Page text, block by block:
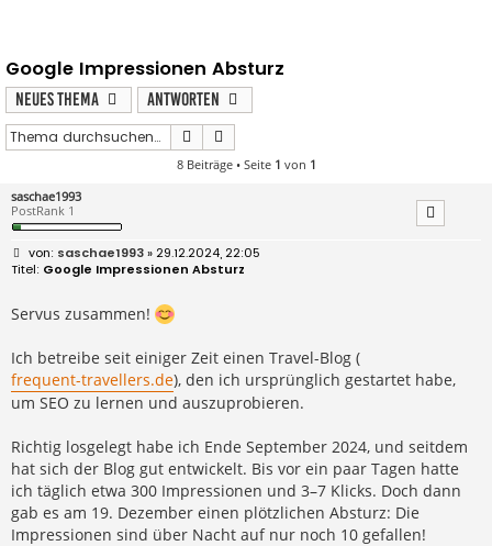
Google Impressionen Absturz
Neues Thema
Antworten
Suche
8 Beiträge • Seite 1 von 1
saschae1993
PostRank 1
B
e
i
r
a
saschae1993» 29.12.2024, 22:05
Google Impressionen Absturz
Servus zusammen!
Ich betreibe seit einiger Zeit einen Travel-Blog (
frequent-travellers.de), den ich ursprünglich gestartet habe,
um SEO zu lernen und auszuprobieren.
Richtig losgelegt habe ich Ende September 2024, und seitdem
hat sich der Blog gut entwickelt. Bis vor ein paar Tagen hatte
ich täglich etwa 300 Impressionen und 3–7 Klicks. Doch dann
gab es am 19. Dezember einen plötzlichen Absturz: Die
Impressionen sind über Nacht auf nur noch 10 gefallen!